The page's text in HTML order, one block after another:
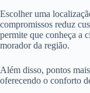
Escolher uma
compromissos reduz
permite que conheça a
morador da região.
Além disso, pontos
oferecendo o conforto